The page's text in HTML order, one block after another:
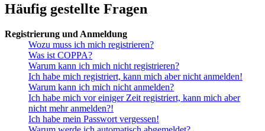
Häufig gestellte Fragen
Registrierung und Anmeldung
Wozu muss ich mich registrieren?
Was ist COPPA?
Warum kann ich mich nicht registrieren?
Ich habe mich registriert, kann mich aber nicht anmelden!
Warum kann ich mich nicht anmelden?
Ich habe mich vor einiger Zeit registriert, kann mich aber
nicht mehr anmelden?!
Ich habe mein Passwort vergessen!